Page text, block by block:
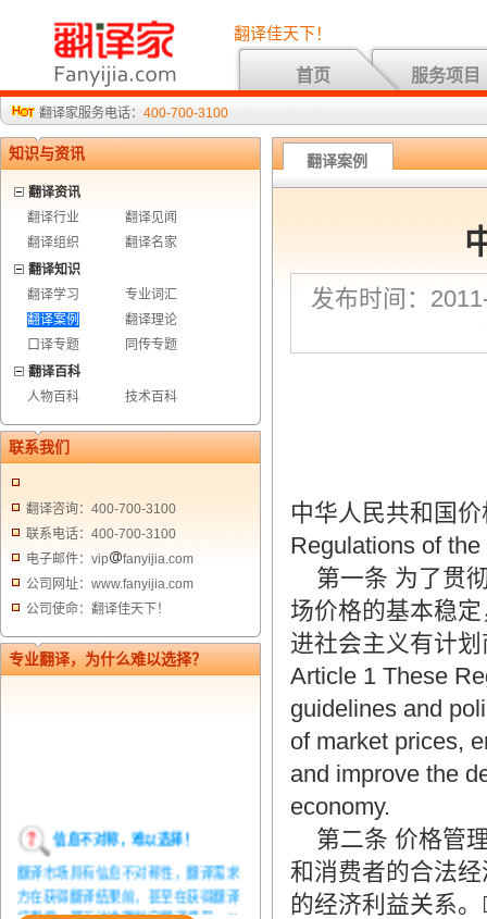
翻译佳天下！
首页 服务项目
翻译家服务电话： 400-700-3100
知识与资讯
翻译资讯
翻译行业
翻译见闻
翻译组织
翻译名家
翻译知识
翻译学习
专业词汇
翻译案例
翻译理论
口译专题
同传专题
翻译百科
人物百科
技术百科
联系我们
翻译咨询：400-700-3100
联系电话：400-700-3100
电子邮件：vip
fanyijia.com
公司网址：www.fanyijia.com
公司使命：翻译佳天下！
专业翻译，为什么难以选择？
翻译市场具有信息不对称性，翻译需求
方在获得翻译结果前，甚至在获得翻译
结果后，都无法准确判定翻译质量。从
翻译案例
发布时间：
中华人民共和国
Regulations of
第一条 为了贯
场价格的基本稳
进社会主义有计
Article 1 These
guidelines and
of market prices,
and improve the
economy.
第二条 价格管
和消费者的合法
的经济利益关系